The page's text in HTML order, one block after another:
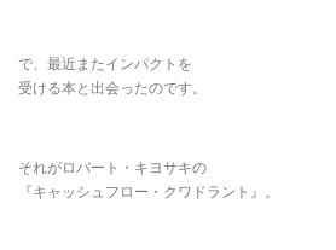
で、最近またインパクトを
受ける本と出会ったのです。
それがロバート・キヨサキの
『キャッシュフロー・クワドラント』。